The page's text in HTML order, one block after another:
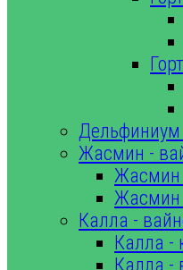
Жасмин -
Жасмин
Жасмин
Калла -
Калла -
Калла -